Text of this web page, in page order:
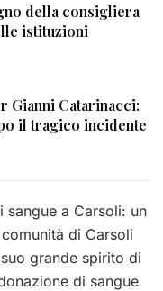
della consigliera
istituzioni
Gianni Catarinacci:
il tragico incidente
a Carsoli: un
di Carsoli
grande spirito di
di sangue